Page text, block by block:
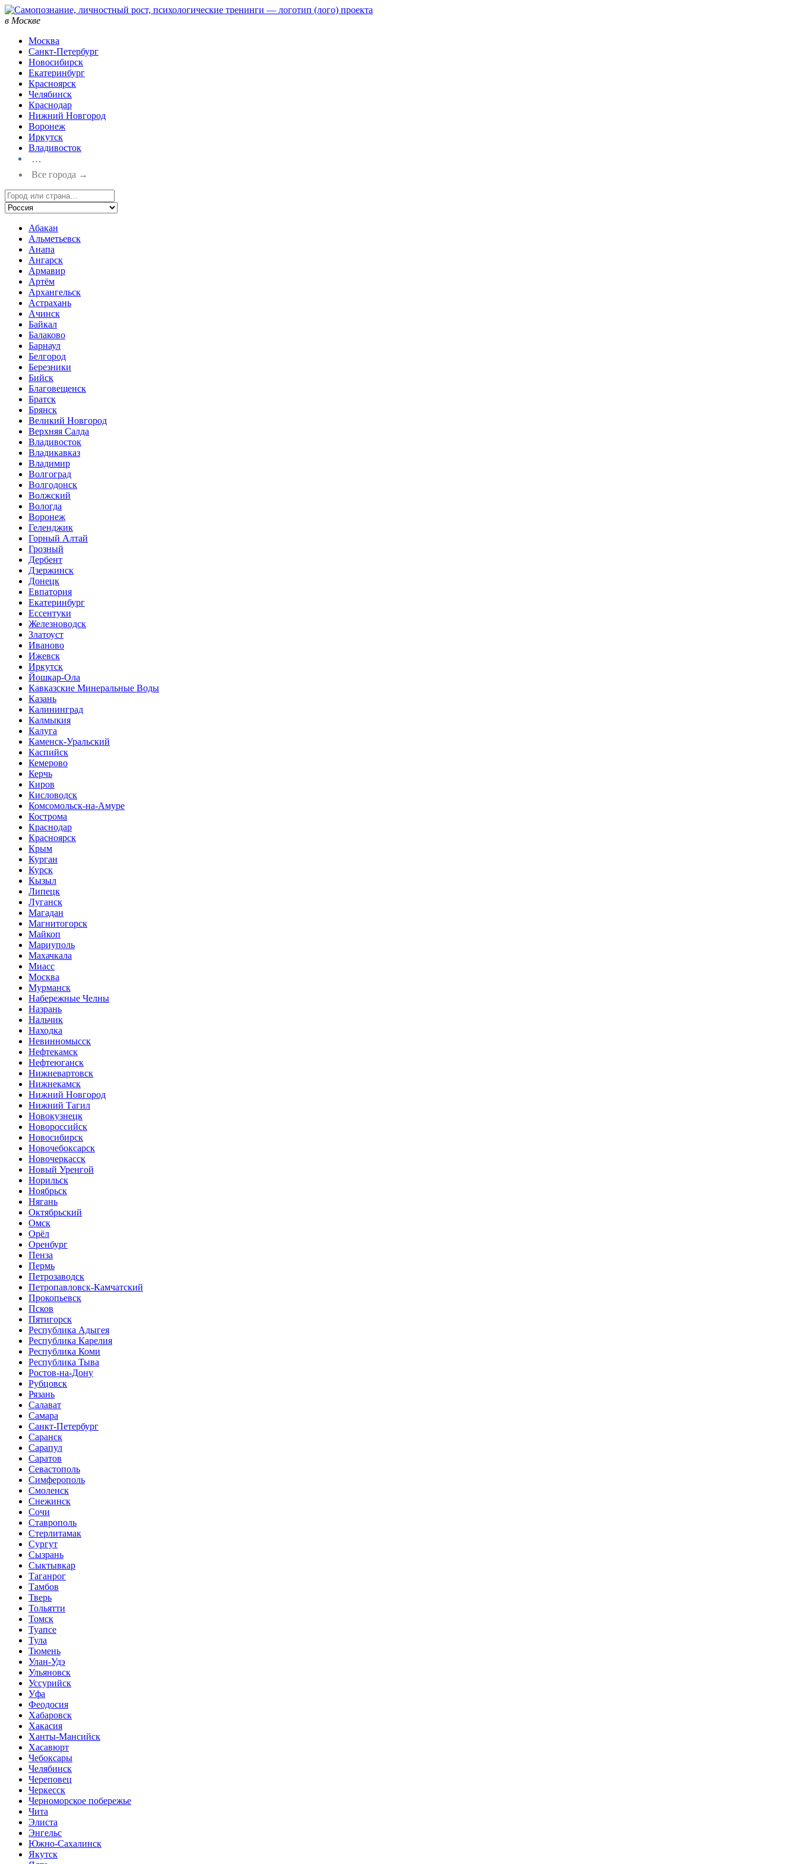
в Москве
Москва
Санкт-Петербург
Новосибирск
Екатеринбург
Красноярск
Челябинск
Краснодар
Нижний Новгород
Воронеж
Иркутск
Владивосток
…
Все города →
Абакан
Альметьевск
Анапа
Ангарск
Армавир
Артём
Архангельск
Астрахань
Ачинск
Байкал
Балаково
Барнаул
Белгород
Березники
Бийск
Благовещенск
Братск
Брянск
Великий Новгород
Верхняя Салда
Владивосток
Владикавказ
Владимир
Волгоград
Волгодонск
Волжский
Вологда
Воронеж
Геленджик
Горный Алтай
Грозный
Дербент
Дзержинск
Донецк
Евпатория
Екатеринбург
Ессентуки
Железноводск
Златоуст
Иваново
Ижевск
Иркутск
Йошкар-Ола
Кавказские Минеральные Воды
Казань
Калининград
Калмыкия
Калуга
Каменск-Уральский
Каспийск
Кемерово
Керчь
Киров
Кисловодск
Комсомольск-на-Амуре
Кострома
Краснодар
Красноярск
Крым
Курган
Курск
Кызыл
Липецк
Луганск
Магадан
Магнитогорск
Майкоп
Мариуполь
Махачкала
Миасс
Москва
Мурманск
Набережные Челны
Назрань
Нальчик
Находка
Невинномысск
Нефтекамск
Нефтеюганск
Нижневартовск
Нижнекамск
Нижний Новгород
Нижний Тагил
Новокузнецк
Новороссийск
Новосибирск
Новочебоксарск
Новочеркасск
Новый Уренгой
Норильск
Ноябрьск
Нягань
Октябрьский
Омск
Орёл
Оренбург
Пенза
Пермь
Петрозаводск
Петропавловск-Камчатский
Прокопьевск
Псков
Пятигорск
Республика Адыгея
Республика Карелия
Республика Коми
Республика Тыва
Ростов-на-Дону
Рубцовск
Рязань
Салават
Самара
Санкт-Петербург
Саранск
Сарапул
Саратов
Севастополь
Симферополь
Смоленск
Снежинск
Сочи
Ставрополь
Стерлитамак
Сургут
Сызрань
Сыктывкар
Таганрог
Тамбов
Тверь
Тольятти
Томск
Туапсе
Тула
Тюмень
Улан-Удэ
Ульяновск
Уссурийск
Уфа
Феодосия
Хабаровск
Хакасия
Ханты-Мансийск
Хасавюрт
Чебоксары
Челябинск
Череповец
Черкесск
Черноморское побережье
Чита
Элиста
Энгельс
Южно-Сахалинск
Якутск